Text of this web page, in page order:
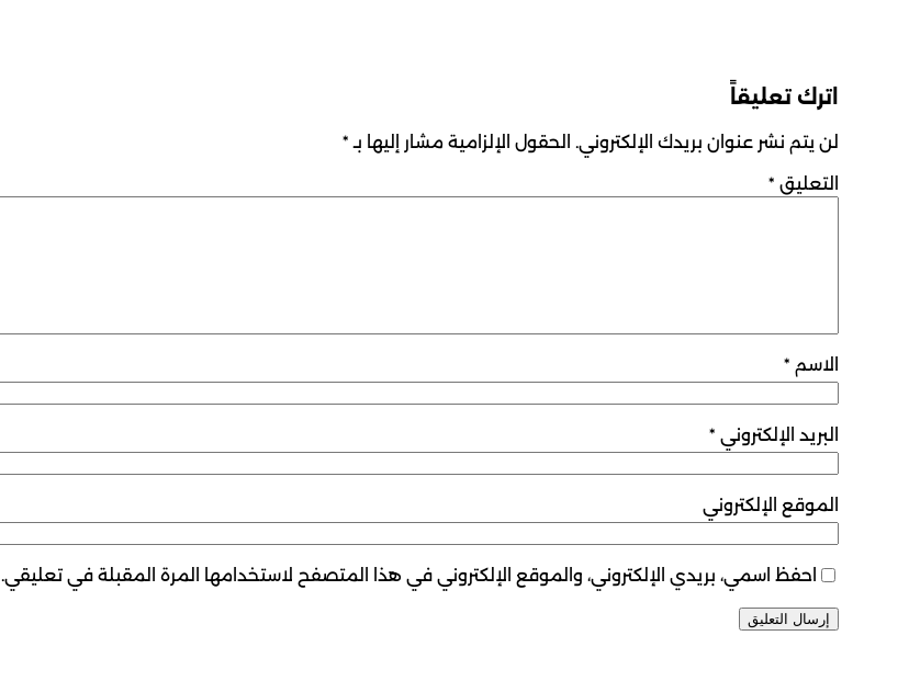
اترك تعليقاً
لن يتم نشر عنوان بريدك الإلكتروني. الحقول الإلزامية مشار إليها بـ *
التعليق *
الاسم *
البريد الإلكتروني *
الموقع الإلكتروني
احفظ اسمي، بريدي الإلكتروني، والموقع الإلكتروني في هذا المتصفح لاستخدامها المرة المقبلة في تعليقي.